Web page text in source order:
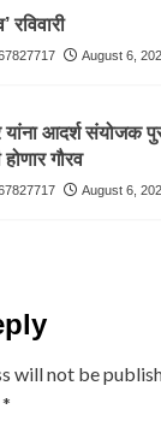
रविवारी
August 6,
यांना आदर्श संयोजक
होणार गौरव
August 6,
will not be
*